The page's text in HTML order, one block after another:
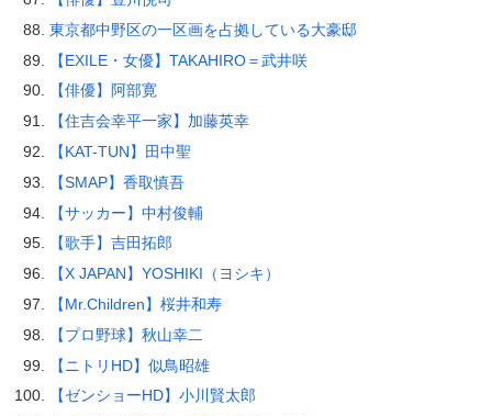
東京都中野区の一区画を占拠している大豪邸
【EXILE・女優】TAKAHIRO＝武井咲
【俳優】阿部寛
【住吉会幸平一家】加藤英幸
【KAT-TUN】田中聖
【SMAP】香取慎吾
【サッカー】中村俊輔
【歌手】吉田拓郎
【X JAPAN】YOSHIKI（ヨシキ）
【Mr.Children】桜井和寿
【プロ野球】秋山幸二
【ニトリHD】似鳥昭雄
【ゼンショーHD】小川賢太郎